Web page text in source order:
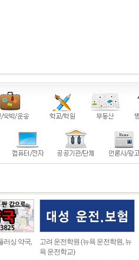
러싱 약국,
고려 운전학원 (뉴욕 운전학원, 뉴
욕 운전학교)